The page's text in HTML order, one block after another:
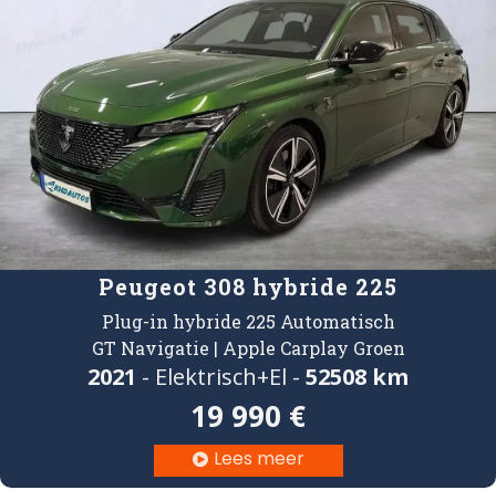
Peugeot 308 hybride 225
Plug-in hybride 225 Automatisch
GT Navigatie | Apple Carplay Groen
2021 - Elektrisch+El - 52508 km
19 990 €
 Lees meer